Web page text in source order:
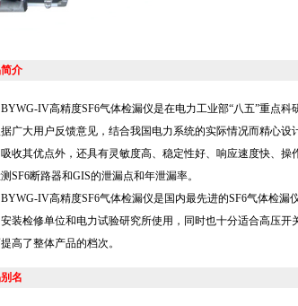
介
IV高精度SF6气体检漏仪是在电力工业部“八五”重点科
广大用户反馈意见，结合我国电力系统的实际情况而精心
收其优点外，还具有灵敏度高、稳定性好、响应速度快、
SF6断路器和GIS的泄漏点和年泄漏率。
IV高精度SF6气体检漏仪是国内最先进的SF6气体检漏
装检修单位和电力试验研究所使用，同时也十分适合高压开
高了整体产品的档次。
名